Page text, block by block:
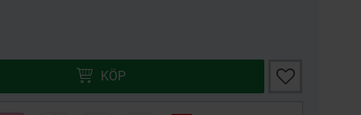
KÖP Lägg till i